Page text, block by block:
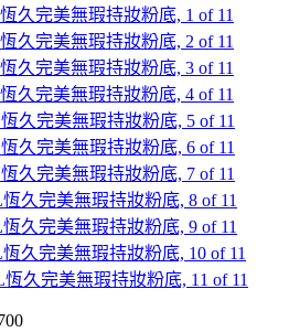
久完美無瑕持妝粉底, 1 of 11
久完美無瑕持妝粉底, 2 of 11
久完美無瑕持妝粉底, 3 of 11
久完美無瑕持妝粉底, 4 of 11
久完美無瑕持妝粉底, 5 of 11
久完美無瑕持妝粉底, 6 of 11
久完美無瑕持妝粉底, 7 of 11
久完美無瑕持妝粉底, 8 of 11
久完美無瑕持妝粉底, 9 of 11
久完美無瑕持妝粉底, 10 of 11
久完美無瑕持妝粉底, 11 of 11